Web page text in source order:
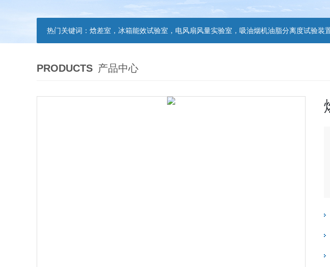
热门关键词： 焓差室，冰箱能效试验室，电风扇风量实验室，吸油烟机油脂分离度试验装置，吸油烟机空气性能试验装置，吸油烟机气味降低度试验装置，电池挤压试验机，电池短路试验
PRODUCTS 产品中心